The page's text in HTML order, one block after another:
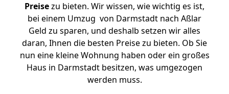
Preisezu bieten. Wir wissen, wie wichtig es ist,
bei einem Umzug von Darmstadt nach Aßlar
Geld zu sparen, und deshalb setzen wir alles
daran, Ihnen die besten Preise zu bieten. Ob Sie
nun eine kleine Wohnung haben oder ein großes
Haus in Darmstadt besitzen, was umgezogen
werden muss.